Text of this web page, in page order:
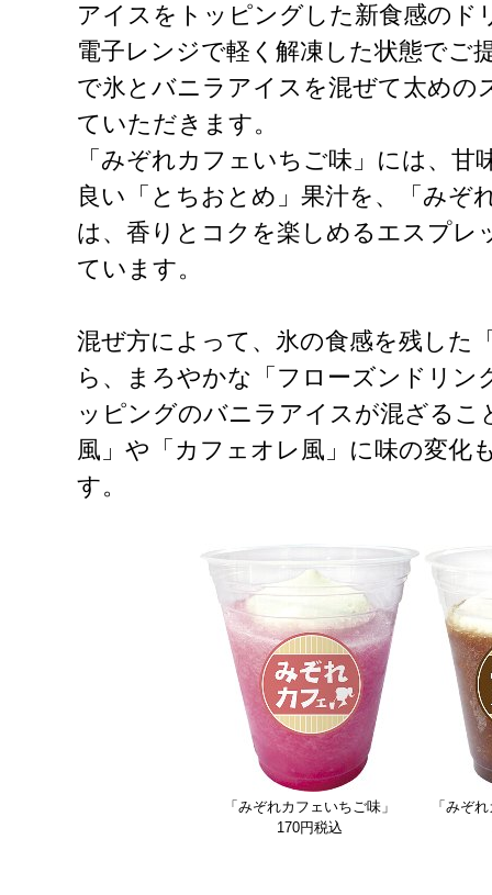
アイスをトッピングした新食感のド
電子レンジで軽く解凍した状態でご
で氷とバニラアイスを混ぜて太めの
ていただきます。
「みぞれカフェいちご味」には、甘
良い「とちおとめ」果汁を、「みぞ
は、香りとコクを楽しめるエスプレ
ています。
混ぜ方によって、氷の食感を残した
ら、まろやかな「フローズンドリン
ッピングのバニラアイスが混ざるこ
風」や「カフェオレ風」に味の変化
す。
「みぞれカフェいちご味」
170円税込
「みぞ